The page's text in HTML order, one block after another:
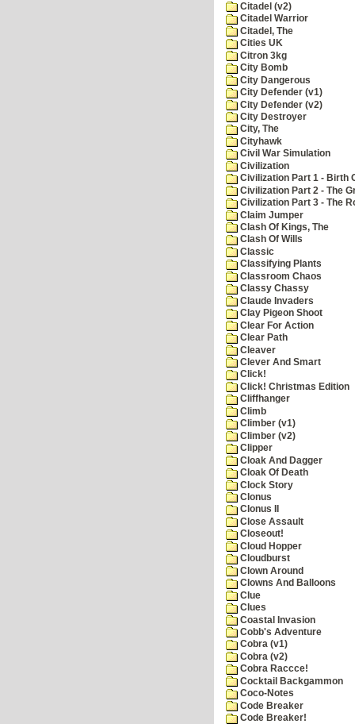
Citadel (v2)
Citadel Warrior
Citadel, The
Cities UK
Citron 3kg
City Bomb
City Dangerous
City Defender (v1)
City Defender (v2)
City Destroyer
City, The
Cityhawk
Civil War Simulation
Civilization
Civilization Part 1 - Birth
Civilization Part 2 - The
Civilization Part 3 - The
Claim Jumper
Clash Of Kings, The
Clash Of Wills
Classic
Classifying Plants
Classroom Chaos
Classy Chassy
Claude Invaders
Clay Pigeon Shoot
Clear For Action
Clear Path
Cleaver
Clever And Smart
Click!
Click! Christmas Edition
Cliffhanger
Climb
Climber (v1)
Climber (v2)
Clipper
Cloak And Dagger
Cloak Of Death
Clock Story
Clonus
Clonus II
Close Assault
Closeout!
Cloud Hopper
Cloudburst
Clown Around
Clowns And Balloons
Clue
Clues
Coastal Invasion
Cobb's Adventure
Cobra (v1)
Cobra (v2)
Cobra Raccce!
Cocktail Backgammon
Coco-Notes
Code Breaker
Code Breaker!